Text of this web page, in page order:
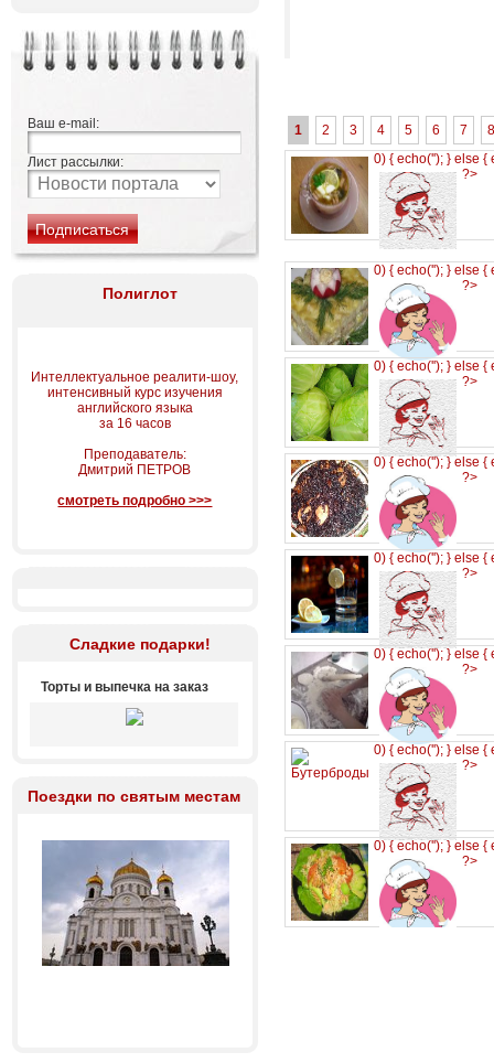
Ваш e-mail:
Лист рассылки:
Полиглот
Интеллектуальное реалити-шоу,
интенсивный курс изучения
английского языка
за 16 часов
Преподаватель:
Дмитрий ПЕТРОВ
смотреть подробно >>>
Сладкие подарки!
Торты и выпечка на заказ
Поездки по святым местам
1 2 3 4 5 6 7
8
0) { echo(''); } else {
?>
0) { echo(''); } else {
?>
0) { echo(''); } else {
?>
0) { echo(''); } else {
?>
0) { echo(''); } else {
?>
0) { echo(''); } else {
?>
0) { echo(''); } else {
?>
0) { echo(''); } else {
?>